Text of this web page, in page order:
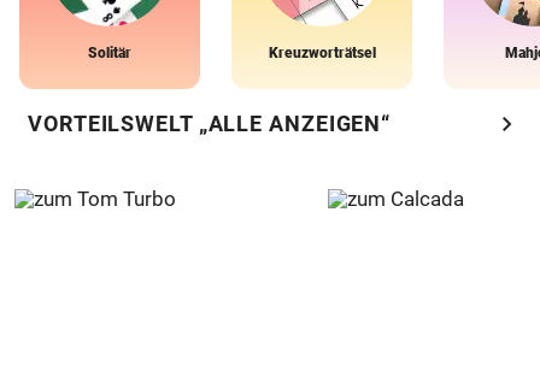
Solitär Kreuzworträtsel
VORTEILSWELT „ALLE ANZEIGEN“ chevron_right